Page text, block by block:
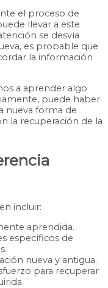
el proceso de
llevar a este
se desvía
es probable que
la información
a aprender algo
puede haber
nueva forma de
la recuperación de la
incluir:
aprendida.
específicos de
nueva y antigua.
para recuperar